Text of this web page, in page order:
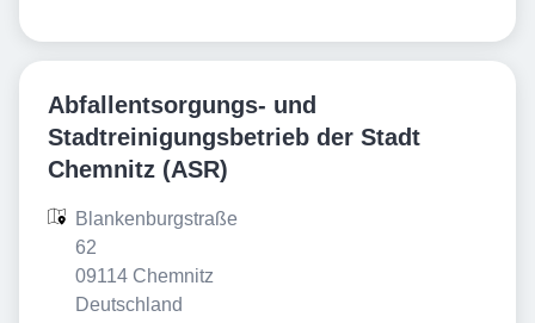
Abfallentsorgungs- und
Stadtreinigungsbetrieb der Stadt
Chemnitz (ASR)
Blankenburgstraße
62
09114 Chemnitz
Deutschland